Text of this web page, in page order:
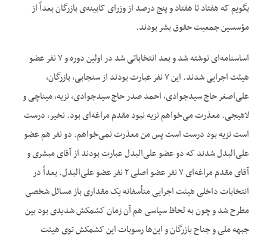
بگویم که هفتاد تا هفتاد و پنج درصد از وزرای کابینه‌ی بازرگان بعداً از
مؤسسین جمعیت حقوق بشر بودند.
اساسنامه‌ای نوشته شد و بعد انتخاباتی شد در اولین دوره و ۷ نفر عضو
هیئت اجرایی شدند. این ۷ نفر عبارت بودند از سنجابی، بازرگان،
علی‌اصغر حاج سیدجوادی، احمد صدر حاج سیدجوادی، نزیه، میناچی و
لاهیجی. معذرت می‌خواهم نزیه نبود مقدم مراغه‌ای بود. نخیر، درست
است نزیه بود درست است پس من معذرت نمی‌خواهم. دو نفر هم عضو
علی‌البدل شدند که دو عضو علی‌البدل عبارت بودند از آقای مبشری و
آقای مقدم مراغه‌ای ۷ نفر عضو اصلی ۲ نفر عضو علی‌البدل. بعداً در
انتخابات داخلی هیئت اجرایی متأسفانه یک مقداری باز مسائل شخصی
مطرح شد و چون به لحاظ سیاسی هم آن زمان کشمکش شدیدی بود بین
جبهه ملی و جناح بازرگان و این‌ها رسوبات این کشمکش توی هیئت